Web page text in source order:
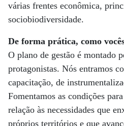
várias frentes econômica,
sociobiodiversidade.
De forma prática, como
O plano de gestão é montado
protagonistas. Nós entramos
capacitação, de
Fomentamos as condições
relação às necessidades que
próprios territórios e que